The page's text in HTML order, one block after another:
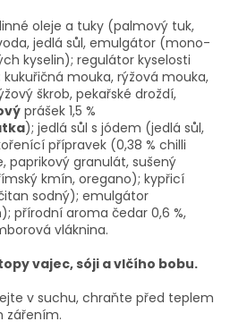
oleje a tuky (palmový tuk,
jedlá sůl, emulgátor (mono-
kyselin); regulátor kyselosti
mouka, rýžová mouka,
škrob, pekařské droždí,
prášek 1,5 %
); jedlá sůl s jódem (jedlá sůl,
přípravek (0,38 % chilli
paprikový granulát, sušený
kmín, oregano); kypřicí
sodný); emulgátor
přírodní aroma čedar 0,6 %,
vláknina.
vajec, sóji a vlčího bobu.
v suchu, chraňte před teplem
zářením.